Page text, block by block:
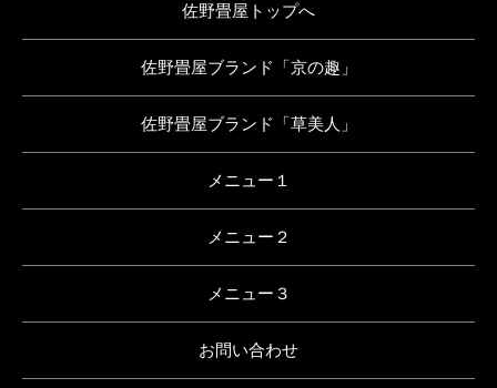
佐野畳屋トップへ
佐野畳屋ブランド「京の趣」
佐野畳屋ブランド「草美人」
メニュー１
メニュー２
メニュー３
お問い合わせ